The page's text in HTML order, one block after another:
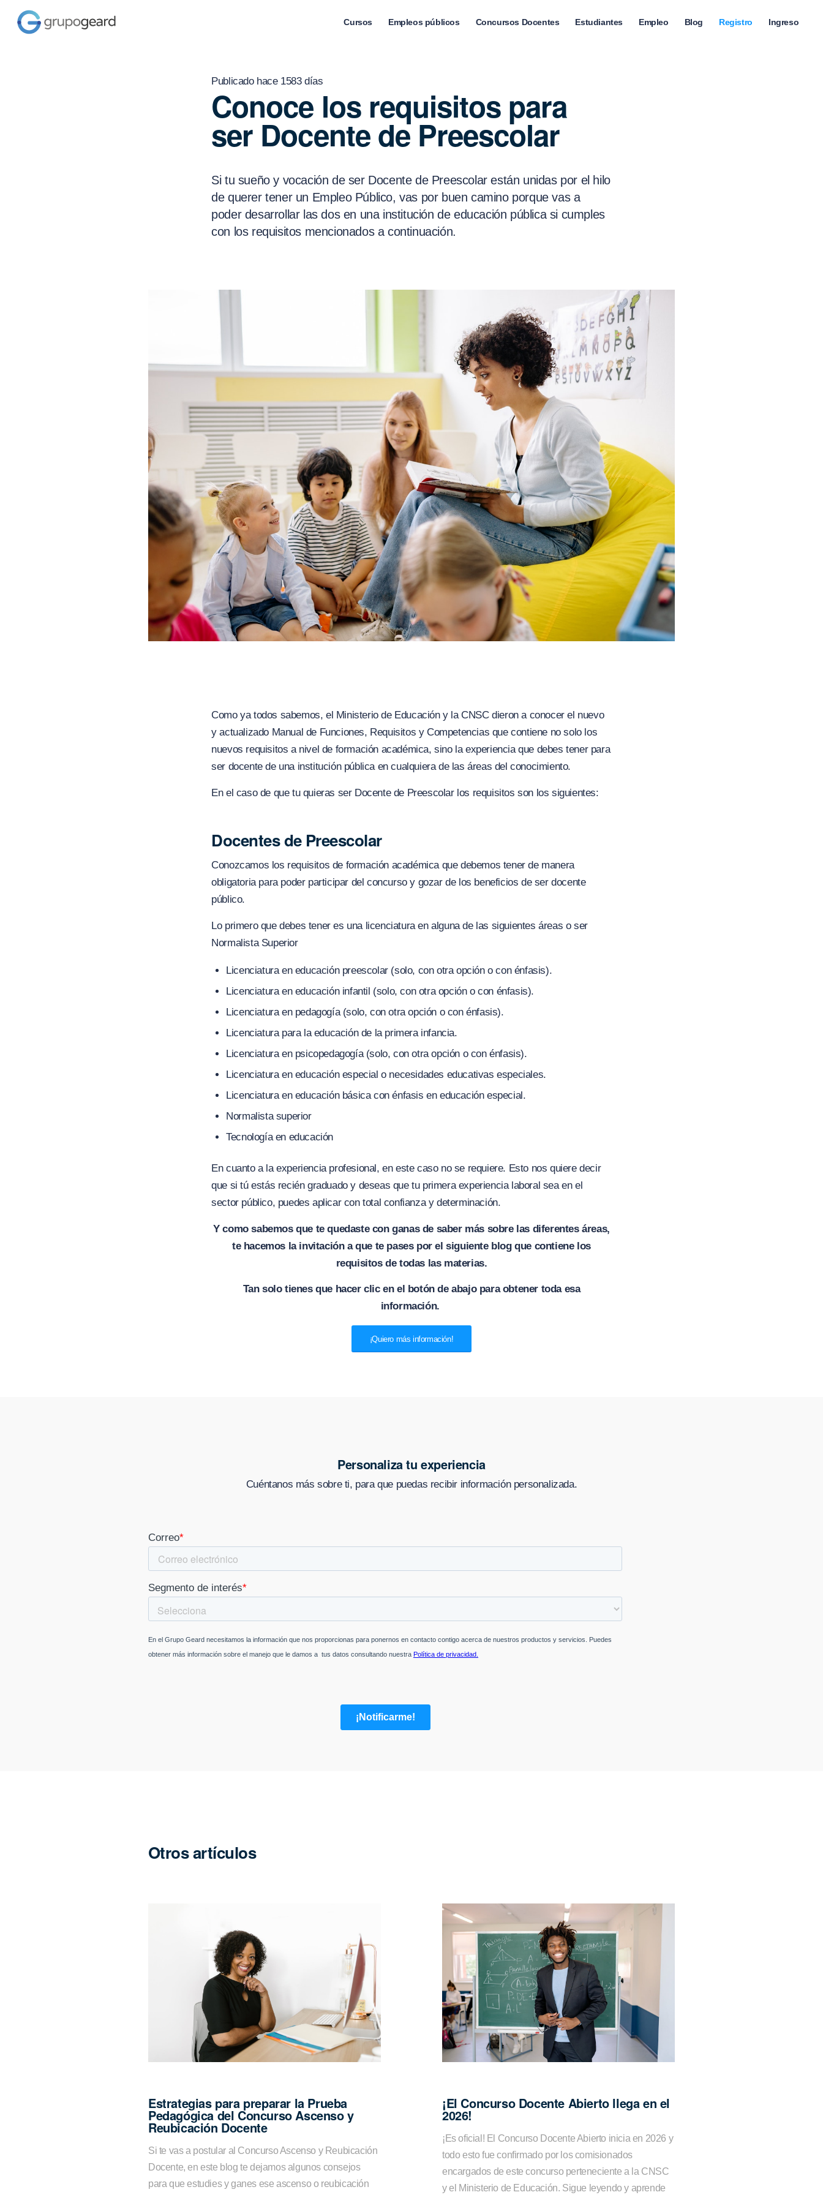
Cursos Empleos públicos Concursos Docentes Estudiantes Empleo Blog Registro Ingreso
Publicado hace 1583 días
Conoce los requisitos para
ser Docente de Preescolar
Si tu sueño y vocación de ser Docente de Preescolar están unidas por el hilo
de querer tener un Empleo Público, vas por buen camino porque vas a
poder desarrollar las dos en una institución de educación pública si cumples
con los requisitos mencionados a continuación.
Como ya todos sabemos, el Ministerio de Educación y la CNSC dieron a conocer el nuevo
y actualizado Manual de Funciones, Requisitos y Competencias que contiene no solo los
nuevos requisitos a nivel de formación académica, sino la experiencia que debes tener para
ser docente de una institución pública en cualquiera de las áreas del conocimiento.
En el caso de que tu quieras ser Docente de Preescolar los requisitos son los siguientes:
Docentes de Preescolar
Conozcamos los requisitos de formación académica que debemos tener de manera
obligatoria para poder participar del concurso y gozar de los beneficios de ser docente
público.
Lo primero que debes tener es una licenciatura en alguna de las siguientes áreas o ser
Normalista Superior
Licenciatura en educación preescolar (solo, con otra opción o con énfasis).
Licenciatura en educación infantil (solo, con otra opción o con énfasis).
Licenciatura en pedagogía (solo, con otra opción o con énfasis).
Licenciatura para la educación de la primera infancia.
Licenciatura en psicopedagogía (solo, con otra opción o con énfasis).
Licenciatura en educación especial o necesidades educativas especiales.
Licenciatura en educación básica con énfasis en educación especial.
Normalista superior
Tecnología en educación
En cuanto a la experiencia profesional, en este caso no se requiere. Esto nos quiere decir
que si tú estás recién graduado y deseas que tu primera experiencia laboral sea en el
sector público, puedes aplicar con total confianza y determinación.
Y como sabemos que te quedaste con ganas de saber más sobre las diferentes áreas,
te hacemos la invitación a que te pases por el siguiente blog que contiene los
requisitos de todas las materias.
Tan solo tienes que hacer clic en el botón de abajo para obtener toda esa
información.
¡Quiero más información!
Personaliza tu experiencia
Cuéntanos más sobre ti, para que puedas recibir información personalizada.
Otros artículos
Estrategias para preparar la Prueba
Pedagógica del Concurso Ascenso y
Reubicación Docente
Si te vas a postular al Concurso Ascenso y Reubicación
Docente, en este blog te dejamos algunos consejos
para que estudies y ganes ese ascenso o reubicación
¡El Concurso Docente Abierto llega en el
2026!
¡Es oficial! El Concurso Docente Abierto inicia en 2026 y
todo esto fue confirmado por los comisionados
encargados de este concurso perteneciente a la CNSC
y el Ministerio de Educación. Sigue leyendo y aprende